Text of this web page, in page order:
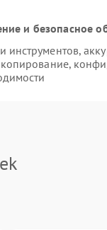
и безопасное